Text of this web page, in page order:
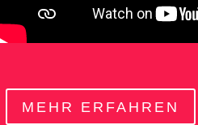
MEHR ERFAHREN